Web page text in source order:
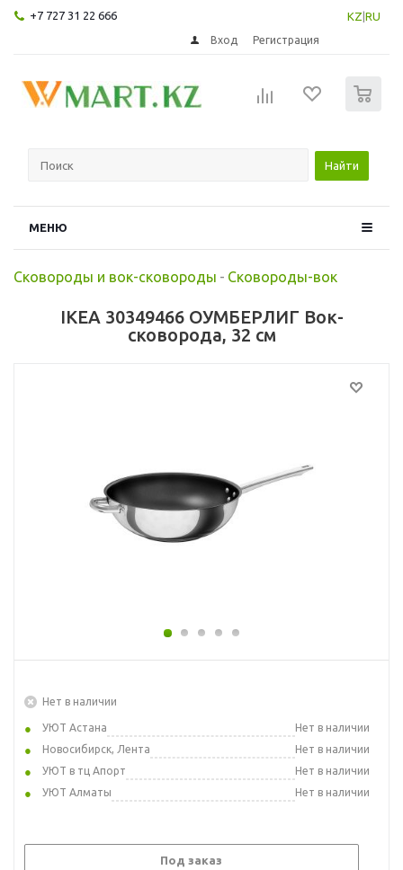
+7 727 31 22 666 KZ RU
Вход Регистрация
Найти
МЕНЮ
Сковороды и вок-сковороды - Сковороды-вок
IKEA 30349466 ОУМБЕРЛИГ Вок-
сковорода, 32 см
Нет в наличии
УЮТ Астана
Нет в наличии
Новосибирск, Лента
Нет в наличии
УЮТ в тц Апорт
Нет в наличии
УЮТ Алматы
Нет в наличии
Под заказ